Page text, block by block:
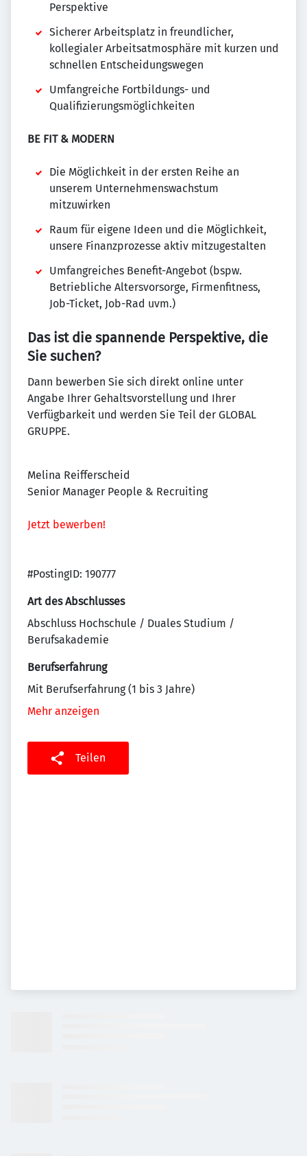
Perspektive
Sicherer Arbeitsplatz in freundlicher,
kollegialer Arbeitsatmosphäre mit kurzen und
schnellen Entscheidungswegen
Umfangreiche Fortbildungs- und
Qualifizierungsmöglichkeiten
BE FIT & MODERN
Die Möglichkeit in der ersten Reihe an
unserem Unternehmenswachstum
mitzuwirken
Raum für eigene Ideen und die Möglichkeit,
unsere Finanzprozesse aktiv mitzugestalten
Umfangreiches Benefit-Angebot (bspw.
Betriebliche Altersvorsorge, Firmenfitness,
Job-Ticket, Job-Rad uvm.)
Das ist die spannende Perspektive, die
Sie suchen?
Dann bewerben Sie sich direkt online unter
Angabe Ihrer Gehaltsvorstellung und Ihrer
Verfügbarkeit und werden Sie Teil der GLOBAL
GRUPPE.
Melina Reifferscheid
Senior Manager People & Recruiting
Jetzt bewerben!
#PostingID: 190777
Art des Abschlusses
Abschluss Hochschule / Duales Studium /
Berufsakademie
Berufserfahrung
Mit Berufserfahrung (1 bis 3 Jahre)
Mehr anzeigen
Teilen